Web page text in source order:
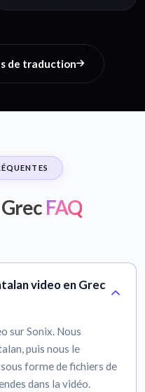
de traduction
FAQ
video en Grec
sur Sonix. Nous
puis nous le
forme de fichiers de
dans la vidéo.